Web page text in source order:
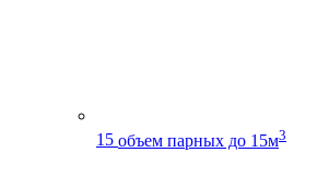
15 объем парных до 15м3